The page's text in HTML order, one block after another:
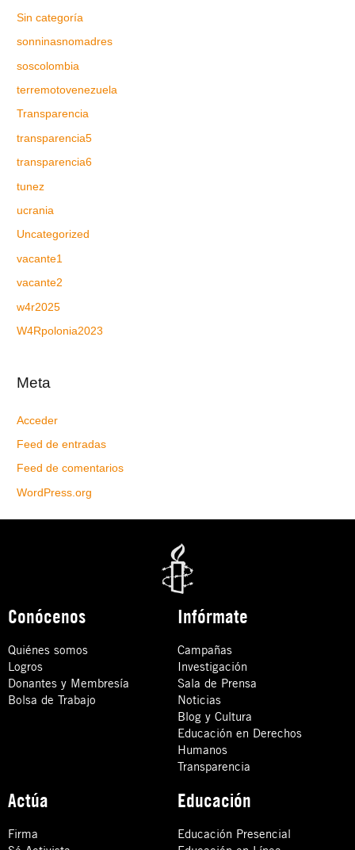
Sin categoría
sonninasnomadres
soscolombia
terremotovenezuela
Transparencia
transparencia5
transparencia6
tunez
ucrania
Uncategorized
vacante1
vacante2
w4r2025
W4Rpolonia2023
Meta
Acceder
Feed de entradas
Feed de comentarios
WordPress.org
Conócenos
Quiénes somos
Logros
Donantes y Membresía
Bolsa de Trabajo
Infórmate
Campañas
Investigación
Sala de Prensa
Noticias
Blog y Cultura
Educación en Derechos
Humanos
Transparencia
Actúa
Firma
Educación
Educación Presencial